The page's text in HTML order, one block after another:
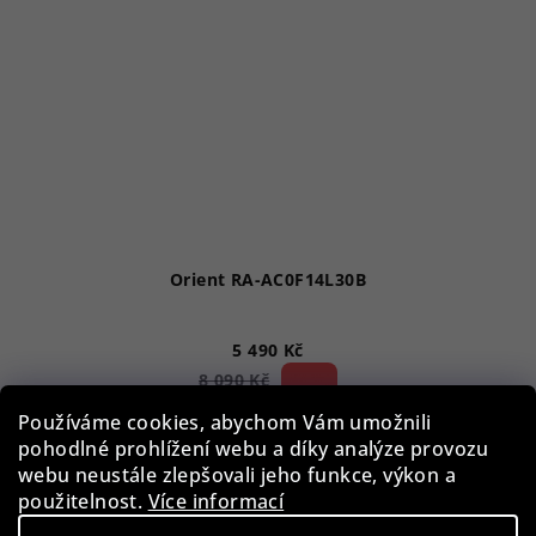
Používáme cookies, abychom Vám umožnili
pohodlné prohlížení webu a díky analýze provozu
webu neustále zlepšovali jeho funkce, výkon a
použitelnost. Více informací
Orient RA-AC0F14L30B
5 490 Kč
8 090 Kč
Skladem
Do košíku